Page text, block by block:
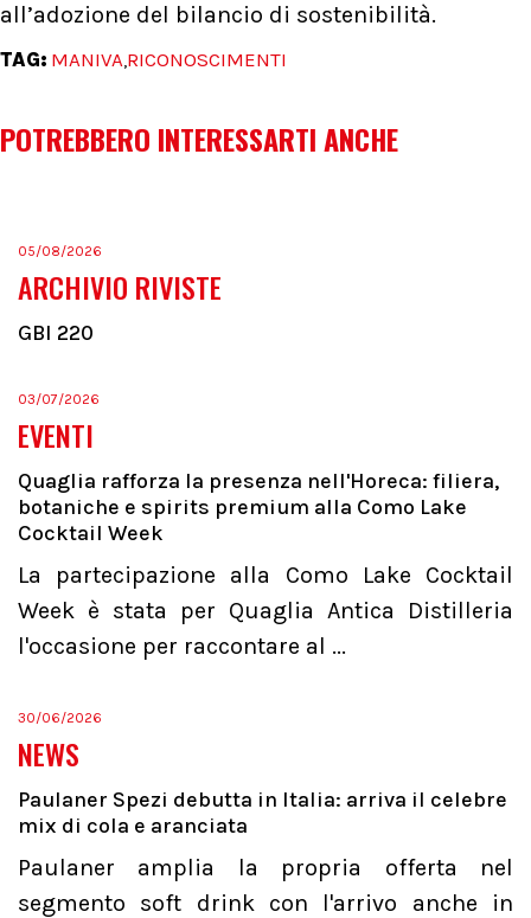
all’adozione del bilancio di sostenibilità.
TAG: MANIVA,RICONOSCIMENTI
POTREBBERO INTERESSARTI ANCHE
05/08/2026
ARCHIVIO RIVISTE
GBI 220
03/07/2026
EVENTI
Quaglia rafforza la presenza nell'Horeca: filiera,
botaniche e spirits premium alla Como Lake
Cocktail Week
La partecipazione alla Como Lake Cocktail
Week è stata per Quaglia Antica Distilleria
l'occasione per raccontare al ...
30/06/2026
NEWS
Paulaner Spezi debutta in Italia: arriva il celebre
mix di cola e aranciata
Paulaner amplia la propria offerta nel
segmento soft drink con l'arrivo anche in